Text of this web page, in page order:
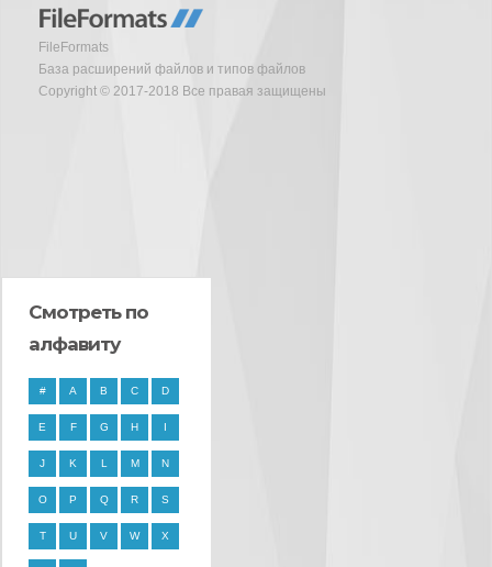
FileFormats
База расширений файлов и типов файлов
Copyright © 2017-2018 Все правая защищены
Смотреть по
алфавиту
# A B C D
E F G H I
J K L M N
O P Q R S
T U V W X